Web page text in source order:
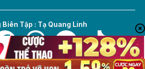
Biên Tập : Tạ Quang Linh